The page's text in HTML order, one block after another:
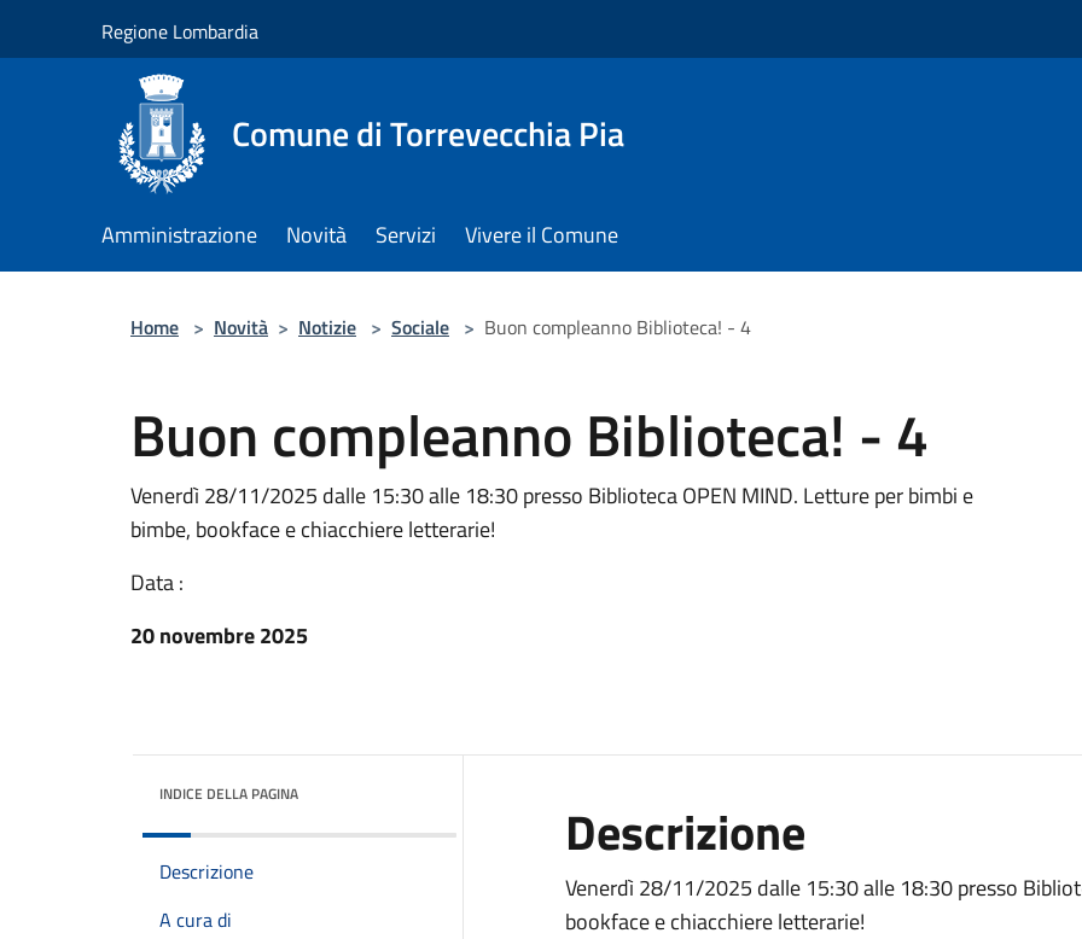
Regione Lombardia
Comune di Torrevecchia Pia
Amministrazione Novità Servizi Vivere il Comune
Home > Novità > Notizie > Sociale > Buon compleanno Biblioteca! - 4
Buon compleanno Biblioteca! - 4
Venerdì 28/11/2025 dalle 15:30 alle 18:30 presso Biblioteca OPEN MIND. Letture per bimbi e
bimbe, bookface e chiacchiere letterarie!
Data :
20 novembre 2025
INDICE DELLA PAGINA
Descrizione
A cura di
Descrizione
Venerdì 28/11/2025 dalle 15:30 alle 18:30 presso
bookface e chiacchiere letterarie!